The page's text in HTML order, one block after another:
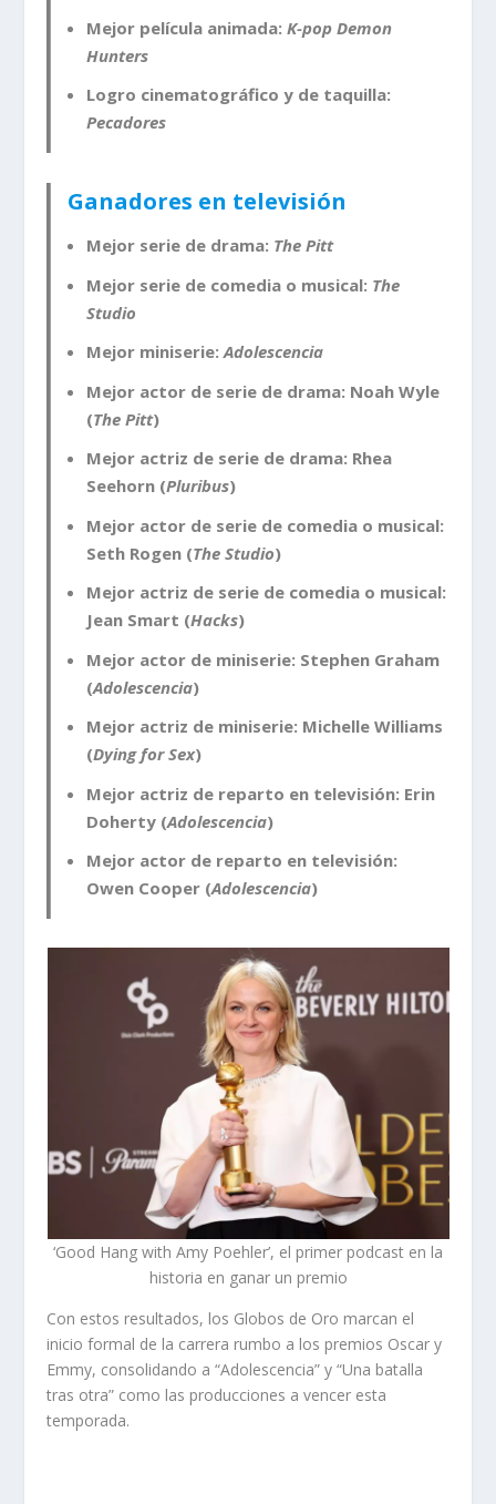
Mejor película animada:K-pop Demon
Hunters
Logro cinematográfico y de taquilla:
Pecadores
Ganadores en televisión
Mejor serie de drama: The Pitt
Mejor serie de comedia o musical: The
Studio
Mejor miniserie:Adolescencia
Mejor actor de serie de drama: Noah Wyle
(The Pitt)
Mejor actriz de serie de drama: Rhea
Seehorn (Pluribus)
Mejor actor de serie de comedia o musical:
Seth Rogen (The Studio)
Mejor actriz de serie de comedia o musical:
Jean Smart (Hacks)
Mejor actor de miniserie: Stephen Graham
(Adolescencia)
Mejor actriz de miniserie: Michelle Williams
(Dying for Sex)
Mejor actriz de reparto en televisión: Erin
Doherty (Adolescencia)
Mejor actor de reparto en televisión:
Owen Cooper (Adolescencia)
‘Good Hang with Amy Poehler’, el primer podcast en la
historia en ganar un premio
Con estos resultados, los Globos de Oro marcan el
inicio formal de la carrera rumbo a los premios Oscar y
Emmy, consolidando a “Adolescencia” y “Una batalla
tras otra” como las producciones a vencer esta
temporada.